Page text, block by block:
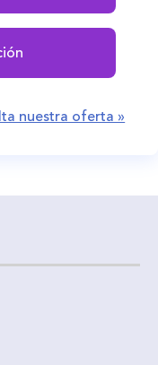
nuestra oferta »